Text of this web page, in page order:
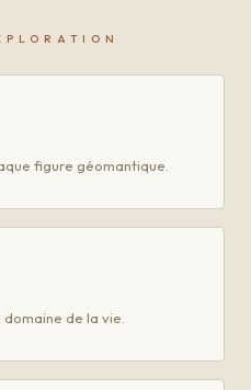
figure géomantique.
de la vie.